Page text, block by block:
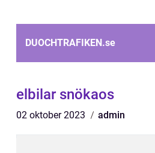
DUOCHTRAFIKEN.se
elbilar snökaos
02 oktober 2023 admin